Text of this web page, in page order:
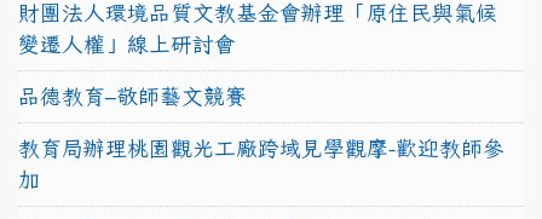
財團法人環境品質文教基金會辦理「原住民與氣候
變遷人權」線上研討會
品德教育–敬師藝文競賽
教育局辦理桃園觀光工廠跨域見學觀摩-歡迎教師參
加